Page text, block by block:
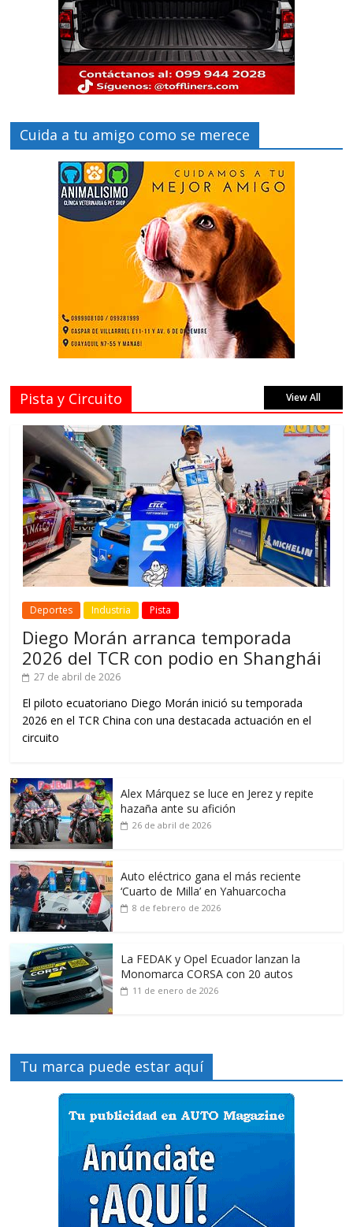
Cuida a tu amigo como se merece
Pista y Circuito View All
Deportes Industria Pista
Diego Morán arranca temporada
2026 del TCR con podio en Shanghái
27 de abril de 2026
El piloto ecuatoriano Diego Morán inició su temporada
2026 en el TCR China con una destacada actuación en el
circuito
Alex Márquez se luce en Jerez y repite
hazaña ante su afición
26 de abril de 2026
Auto eléctrico gana el más reciente
‘Cuarto de Milla’ en Yahuarcocha
8 de febrero de 2026
La FEDAK y Opel Ecuador lanzan la
Monomarca CORSA con 20 autos
11 de enero de 2026
Tu marca puede estar aquí